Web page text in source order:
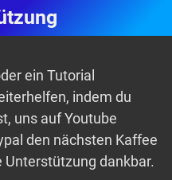
ein Tutorial
indem du
uns auf Youtube
den nächsten Kaffee
Unterstützung dankbar.